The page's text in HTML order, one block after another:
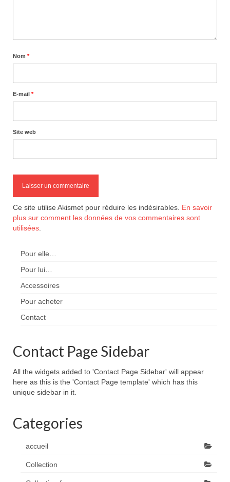
Nom *
E-mail *
Site web
Ce site utilise Akismet pour réduire les indésirables. En savoir
plus sur comment les données de vos commentaires sont
utilisées
Pour elle…
Pour lui…
Accessoires
Pour acheter
Contact
Contact Page Sidebar
All the widgets added to 'Contact Page Sidebar' will appear
here as this is the 'Contact Page template' which has this
unique sidebar in it.
Categories
accueil
Collection